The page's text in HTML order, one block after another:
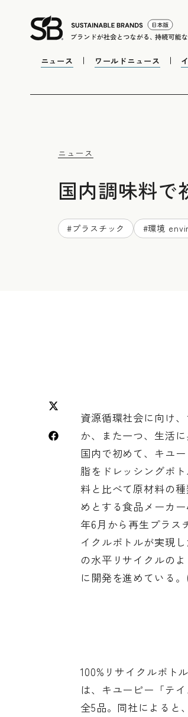
ニュース ワールドニュース
ニュース
国内調味料
#プラスチック #環境
資源循環社会に向け
か、また一つ、生活
国内で初めて、キユ
脂をドレッシングボ
料と比べて原材料の
めとする食品メーカ
年6月から再生プラス
イクルボトルが実現
の水平リサイクルの
に開発を進めている
100%リサイクルボト
は、キユーピー「テ
全5品。同社によると